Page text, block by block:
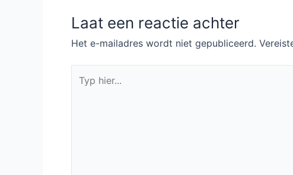
Laat een reactie achter
Het e-mailadres wordt niet gepubliceerd.
hier...